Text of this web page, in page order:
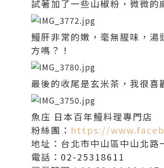
試著加了一些山椒粉，微微的
鰻肝非常的嫩，毫無腥味，
方嗎？！
最後的收尾是玄米茶，我很喜
魚庒 日本百年鰻料理專門店
粉絲團： https://
地址：台北市中山區中山北路
電話：02-25318611